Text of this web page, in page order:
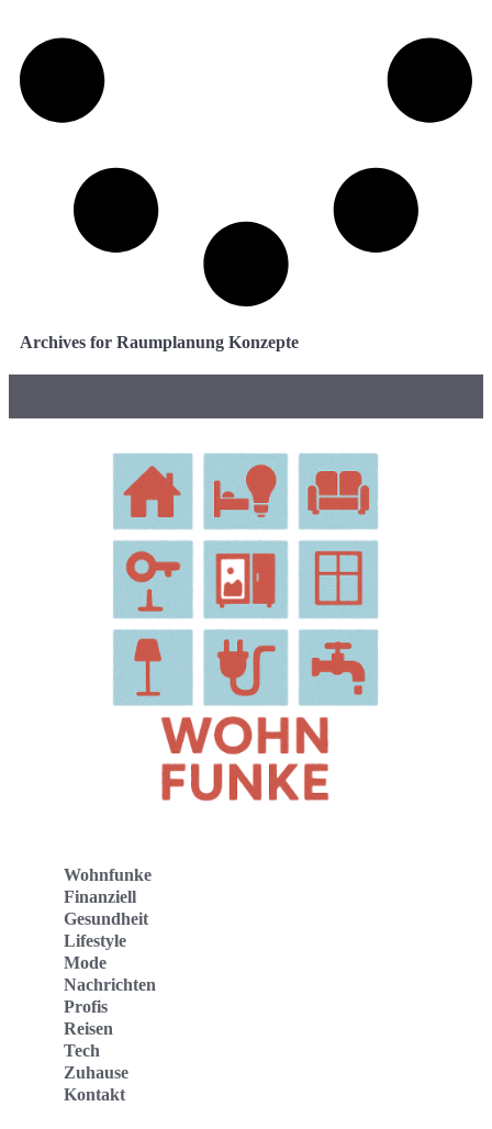
Archives for Raumplanung Konzepte
Wohnfunke
Finanziell
Gesundheit
Lifestyle
Mode
Nachrichten
Profis
Reisen
Tech
Zuhause
Kontakt